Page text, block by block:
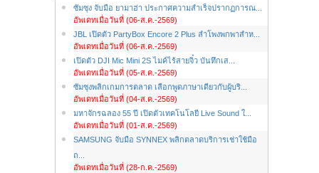
ซัมซุง จับมือ ยามาฮ่า ประกาศความสำเร็จปรากฏการณ...
อัพเดทเมื่อวันที่ (06-ส.ค.-2569)
JBL เปิดตัว PartyBox Encore 2 Plus ลำโพงพกพาสำห...
อัพเดทเมื่อวันที่ (06-ส.ค.-2569)
เปิดตัว DJI Mic Mini 2S ไมค์ไร้สายจิ๋ว บันทึกเส...
อัพเดทเมื่อวันที่ (05-ส.ค.-2569)
ซัมซุงพลิกเกมการตลาด เลือกพูดภาษาเดียวกับผู้บริ...
อัพเดทเมื่อวันที่ (04-ส.ค.-2569)
มหาจักรฉลอง 55 ปี เปิดตัวเทคโนโลยี Live Sound ใ...
อัพเดทเมื่อวันที่ (01-ส.ค.-2569)
SAMSUNG จับมือ SYNNEX พลิกตลาดบริการเช่าใช้มือ
ถ...
อัพเดทเมื่อวันที่ (28-ก.ค.-2569)